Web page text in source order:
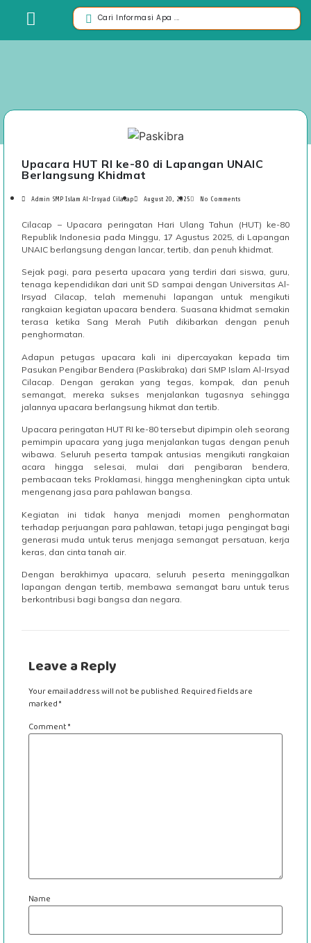
Upacara HUT RI ke-80 di Lapangan UNAIC
Berlangsung Khidmat
Admin SMP Islam Al-Irsyad Cilacap August 20, 2025 No Comments
Cilacap – Upacara peringatan Hari Ulang Tahun (HUT) ke-80
Republik Indonesia pada Minggu, 17 Agustus 2025, di Lapangan
UNAIC berlangsung dengan lancar, tertib, dan penuh khidmat.
Sejak pagi, para peserta upacara yang terdiri dari siswa, guru,
tenaga kependidikan dari unit SD sampai dengan Universitas Al-
Irsyad Cilacap, telah memenuhi lapangan untuk mengikuti
rangkaian kegiatan upacara bendera. Suasana khidmat semakin
terasa ketika Sang Merah Putih dikibarkan dengan penuh
penghormatan.
Adapun petugas upacara kali ini dipercayakan kepada tim
Pasukan Pengibar Bendera (Paskibraka) dari SMP Islam Al-Irsyad
Cilacap. Dengan gerakan yang tegas, kompak, dan penuh
semangat, mereka sukses menjalankan tugasnya sehingga
jalannya upacara berlangsung hikmat dan tertib.
Upacara peringatan HUT RI ke-80 tersebut dipimpin oleh seorang
pemimpin upacara yang juga menjalankan tugas dengan penuh
wibawa. Seluruh peserta tampak antusias mengikuti rangkaian
acara hingga selesai, mulai dari pengibaran bendera,
pembacaan teks Proklamasi, hingga mengheningkan cipta untuk
mengenang jasa para pahlawan bangsa.
Kegiatan ini tidak hanya menjadi momen penghormatan
terhadap perjuangan para pahlawan, tetapi juga pengingat bagi
generasi muda untuk terus menjaga semangat persatuan, kerja
keras, dan cinta tanah air.
Dengan berakhirnya upacara, seluruh peserta meninggalkan
lapangan dengan tertib, membawa semangat baru untuk terus
berkontribusi bagi bangsa dan negara.
Leave a Reply
Your email address will not be published. Required fields are
marked*
Comment*
Name